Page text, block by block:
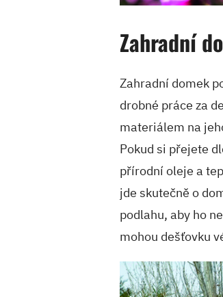
Zahradní
Zahradní domek
drobné práce za
materiálem na
Pokud si přejete
přírodní oleje a
jde skutečně o
podlahu, aby ho
mohou dešťovku